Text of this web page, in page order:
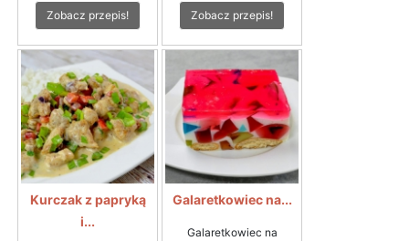
Zobacz przepis! Zobacz przepis!
Kurczak z papryką
i...
Galaretkowiec na...
Galaretkowiec na